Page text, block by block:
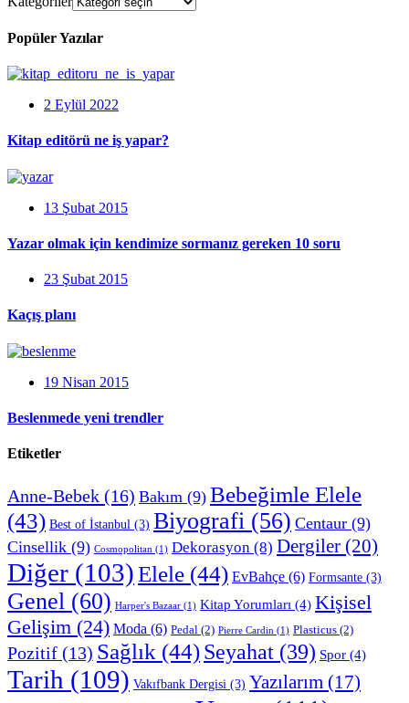
Popüler Yazılar
2 Eylül 2022
Kitap editörü ne iş yapar?
13 Şubat 2015
Yazar olmak için kendimize sormanız gereken 10 soru
23 Şubat 2015
Kaçış planı
19 Nisan 2015
Beslenmede yeni trendler
Etiketler
Anne-Bebek (16) Bakım (9) Bebeğimle Elele
(43) Best of İstanbul (3) Biyografi (56) Centaur (9)
Cinsellik (9) Cosmopolitan (1) Dekorasyon (8) Dergiler (20)
Diğer (103)Elele (44) EvBahçe (6) Formsante (3)
Genel (60) Harper's Bazaar (1) Kitap Yorumları (4) Kişisel
Gelişim (24) Moda (6) Pedal (2) Pierre Cardin (1) Plasticus (2)
Pozitif (13) Sağlık (44)Seyahat (39) Spor (4)
Tarih (109) Vakıfbank Dergisi (3) Yazılarım (17)